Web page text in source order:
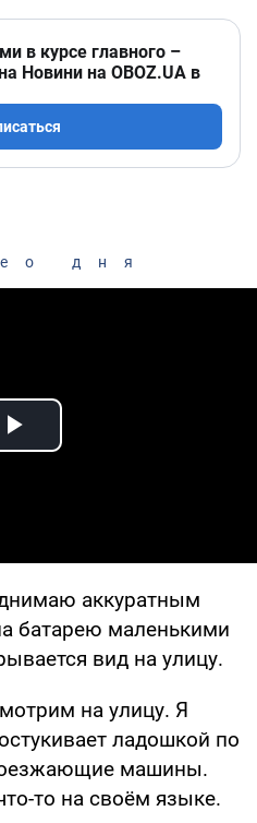
в курсе главного –
Новини на OBOZ.UA в
дня
Play Video
аккуратным
батарею маленькими
вид на улицу.
на улицу. Я
ладошкой по
машины.
то на своём языке.